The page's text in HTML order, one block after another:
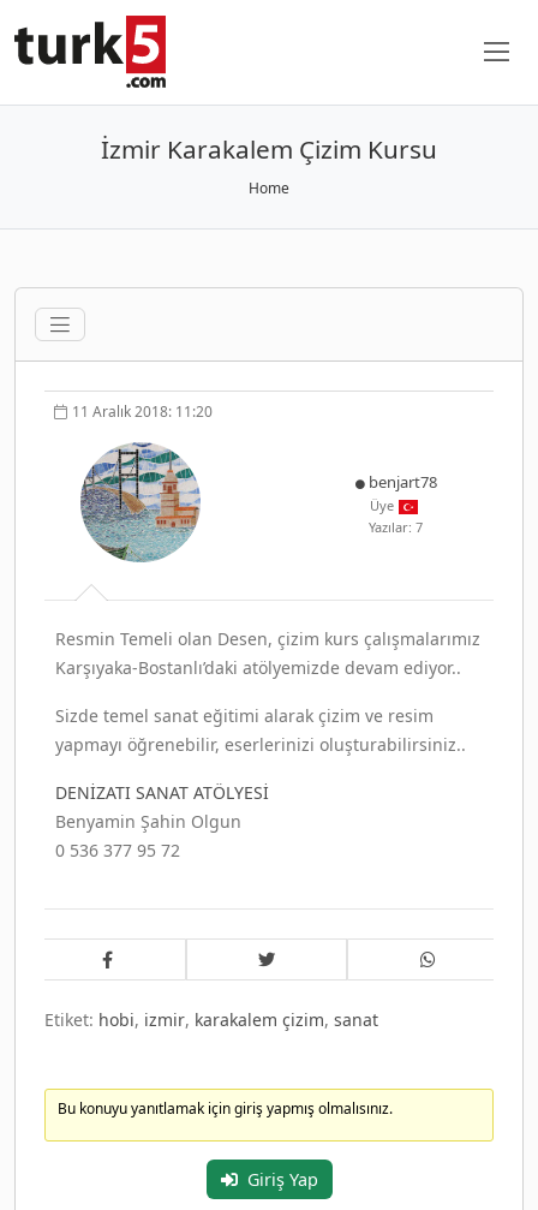
İzmir Karakalem Çizim Kursu
Home
11 Aralık 2018: 11:20
benjart78
Üye
Yazılar: 7
Resmin Temeli olan Desen, çizim kurs çalışmalarımız
Karşıyaka-Bostanlı’daki atölyemizde devam ediyor..
Sizde temel sanat eğitimi alarak çizim ve resim
yapmayı öğrenebilir, eserlerinizi oluşturabilirsiniz..
DENİZATI SANAT ATÖLYESİ
Benyamin Şahin Olgun
0 536 377 95 72
Etiket: hobi, izmir, karakalem çizim, sanat
Bu konuyu yanıtlamak için giriş yapmış olmalısınız.
Giriş Yap